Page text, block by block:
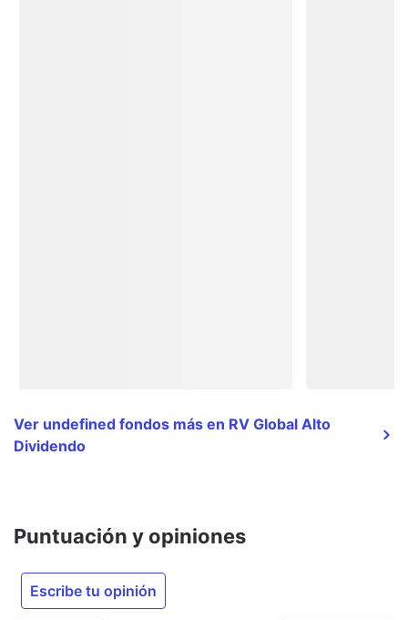
Ver undefined fondos más en RV Global Alto
Dividendo
Puntuación y opiniones
Escribe tu opinión